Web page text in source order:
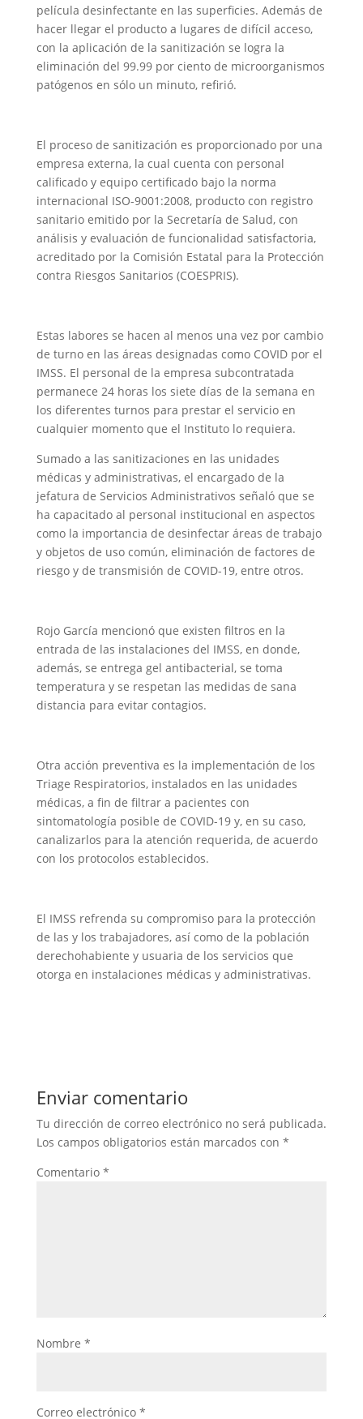
película desinfectante en las superficies. Además de
hacer llegar el producto a lugares de difícil acceso,
con la aplicación de la sanitización se logra la
eliminación del 99.99 por ciento de microorganismos
patógenos en sólo un minuto, refirió.
El proceso de sanitización es proporcionado por una
empresa externa, la cual cuenta con personal
calificado y equipo certificado bajo la norma
internacional ISO-9001:2008, producto con registro
sanitario emitido por la Secretaría de Salud, con
análisis y evaluación de funcionalidad satisfactoria,
acreditado por la Comisión Estatal para la Protección
contra Riesgos Sanitarios (COESPRIS).
Estas labores se hacen al menos una vez por cambio
de turno en las áreas designadas como COVID por el
IMSS. El personal de la empresa subcontratada
permanece 24 horas los siete días de la semana en
los diferentes turnos para prestar el servicio en
cualquier momento que el Instituto lo requiera.
Sumado a las sanitizaciones en las unidades
médicas y administrativas, el encargado de la
jefatura de Servicios Administrativos señaló que se
ha capacitado al personal institucional en aspectos
como la importancia de desinfectar áreas de trabajo
y objetos de uso común, eliminación de factores de
riesgo y de transmisión de COVID-19, entre otros.
Rojo García mencionó que existen filtros en la
entrada de las instalaciones del IMSS, en donde,
además, se entrega gel antibacterial, se toma
temperatura y se respetan las medidas de sana
distancia para evitar contagios.
Otra acción preventiva es la implementación de los
Triage Respiratorios, instalados en las unidades
médicas, a fin de filtrar a pacientes con
sintomatología posible de COVID-19 y, en su caso,
canalizarlos para la atención requerida, de acuerdo
con los protocolos establecidos.
El IMSS refrenda su compromiso para la protección
de las y los trabajadores, así como de la población
derechohabiente y usuaria de los servicios que
otorga en instalaciones médicas y administrativas.
Enviar comentario
Tu dirección de correo electrónico no será publicada.
Los campos obligatorios están marcados con *
Comentario *
Nombre *
Correo electrónico *